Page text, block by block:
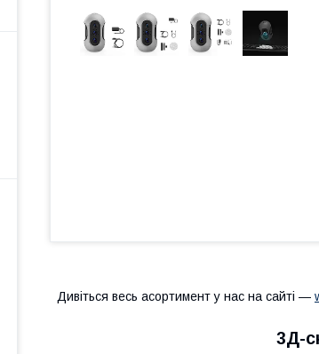
Дивіться весь асортимент у нас на сайті —
3Д-